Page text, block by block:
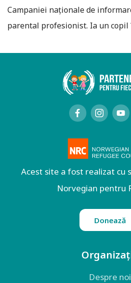
Campaniei naționale de
parental profesionist. Ia un copil
Acest site a fost realizat cu
Norvegian pentru
Donează
Despre noi